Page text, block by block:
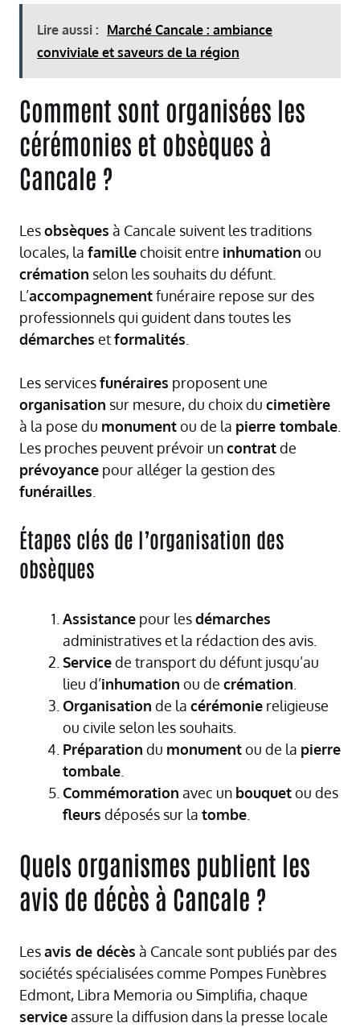
Lire aussi : Marché Cancale : ambiance
conviviale et saveurs de la région
Comment sont organisées les
cérémonies et obsèques à
Cancale ?
Lesobsèques à Cancale suivent les traditions
locales, la famillechoisit entre inhumation ou
crémation selon les souhaits du défunt.
L’accompagnementfunéraire repose sur des
professionnels qui guident dans toutes les
démarches etformalités
Les servicesfunéraires proposent une
organisation sur mesure, du choix du cimetière
à la pose du monumentou de la pierre tombale
Les proches peuvent prévoir uncontratde
prévoyance pour alléger la gestion des
funérailles
Étapes clés de l’organisation des
obsèques
Assistance pour lesdémarches
administratives et la rédaction des avis.
Servicede transport du défunt jusqu’au
lieu d’inhumation ou de crémation
Organisation de la cérémonie religieuse
ou civile selon les souhaits.
Préparation du monumentou de la pierre
tombale
Commémoration avec un bouquetou des
fleurs déposés sur la tombe
Quels organismes publient les
avis de décès à Cancale ?
Lesavis de décès à Cancale sont publiés par des
sociétés spécialisées comme Pompes Funèbres
Edmont, Libra Memoria ou Simplifia, chaque
serviceassure la diffusion dans la presse locale